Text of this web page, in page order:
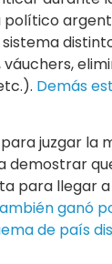
Demás
juzgar la
demostrar
para llegar
ganó
de país